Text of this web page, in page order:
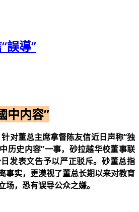
誤導”
中内容”
对董总主席拿督陈友信近日声称“独
历史内容”一事，砂拉越华校董事联
发表文告予以严正驳斥。砂董总指
事实，更漠视了董总长期以来对教育
，恐有误导公众之嫌。